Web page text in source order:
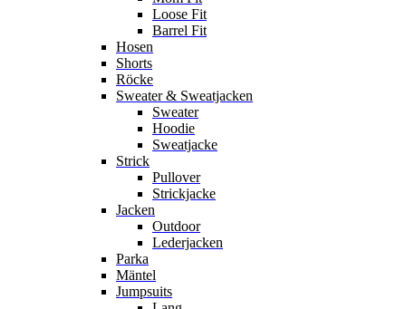
Loose Fit
Barrel Fit
Hosen
Shorts
Röcke
Sweater & Sweatjacken
Sweater
Hoodie
Sweatjacke
Strick
Pullover
Strickjacke
Jacken
Outdoor
Lederjacken
Parka
Mäntel
Jumpsuits